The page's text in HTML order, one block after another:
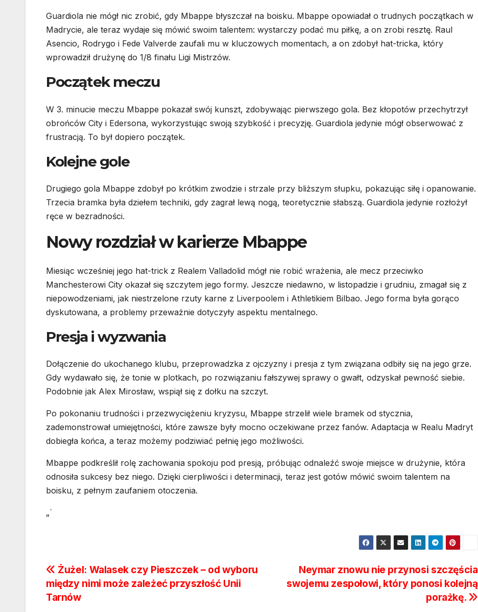
Guardiola nie mógł nic zrobić, gdy Mbappe błyszczał na boisku. Mbappe opowiadał o trudnych początkach w
Madrycie, ale teraz wydaje się mówić swoim talentem: wystarczy podać mu piłkę, a on zrobi resztę. Raul
Asencio, Rodrygo i Fede Valverde zaufali mu w kluczowych momentach, a on zdobył hat-tricka, który
wprowadził drużynę do 1/8 finału Ligi Mistrzów.
Początek meczu
W 3. minucie meczu Mbappe pokazał swój kunszt, zdobywając pierwszego gola. Bez kłopotów przechytrzył
obrońców City i Edersona, wykorzystując swoją szybkość i precyzję. Guardiola jedynie mógł obserwować z
frustracją. To był dopiero początek.
Kolejne gole
Drugiego gola Mbappe zdobył po krótkim zwodzie i strzale przy bliższym słupku, pokazując siłę i opanowanie.
Trzecia bramka była dziełem techniki, gdy zagrał lewą nogą, teoretycznie słabszą. Guardiola jedynie rozłożył
ręce w bezradności.
Nowy rozdział w karierze Mbappe
Miesiąc wcześniej jego hat-trick z Realem Valladolid mógł nie robić wrażenia, ale mecz przeciwko
Manchesterowi City okazał się szczytem jego formy. Jeszcze niedawno, w listopadzie i grudniu, zmagał się z
niepowodzeniami, jak niestrzelone rzuty karne z Liverpoolem i Athletikiem Bilbao. Jego forma była gorąco
dyskutowana, a problemy przeważnie dotyczyły aspektu mentalnego.
Presja i wyzwania
Dołączenie do ukochanego klubu, przeprowadzka z ojczyzny i presja z tym związana odbiły się na jego grze.
Gdy wydawało się, że tonie w plotkach, po rozwiązaniu fałszywej sprawy o gwałt, odzyskał pewność siebie.
Podobnie jak Alex Mirosław, wspiął się z dołku na szczyt.
Po pokonaniu trudności i przezwyciężeniu kryzysu, Mbappe strzelił wiele bramek od stycznia,
zademonstrował umiejętności, które zawsze były mocno oczekiwane przez fanów. Adaptacja w Realu Madryt
dobiegła końca, a teraz możemy podziwiać pełnię jego możliwości.
Mbappe podkreślił rolę zachowania spokoju pod presją, próbując odnaleźć swoje miejsce w drużynie, która
odnosiła sukcesy bez niego. Dzięki cierpliwości i determinacji, teraz jest gotów mówić swoim talentem na
boisku, z pełnym zaufaniem otoczenia.
„`
Nawigacja
wpisu
Neymar znowu nie przynosi szczęścia
swojemu zespołowi, który ponosi kolejną
porażkę.
Żużel: Walasek czy Pieszczek – od wyboru
między nimi może zależeć przyszłość Unii
Tarnów